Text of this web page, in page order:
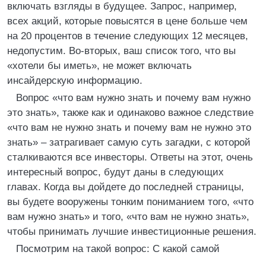
включать взгляды в будущее. Запрос, например,
всех акций, которые повысятся в цене больше чем
на 20 процентов в течение следующих 12 месяцев,
недопустим. Во-вторых, ваш список того, что вы
«хотели бы иметь», не может включать
инсайдерскую информацию.
Вопрос «что вам нужно знать и почему вам нужно
это знать», также как и одинаково важное следствие
«что вам не нужно знать и почему вам не нужно это
знать» – затрагивает самую суть загадки, с которой
сталкиваются все инвесторы. Ответы на этот, очень
интересный вопрос, будут даны в следующих
главах. Когда вы дойдете до последней страницы,
вы будете вооружены тонким пониманием того, «что
вам нужно знать» и того, «что вам не нужно знать»,
чтобы принимать лучшие инвестиционные решения.
Посмотрим на такой вопрос: С какой самой